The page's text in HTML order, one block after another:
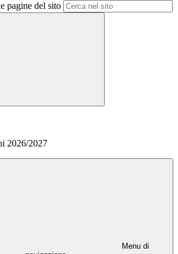
pagine del sito
2026/2027
Menu di